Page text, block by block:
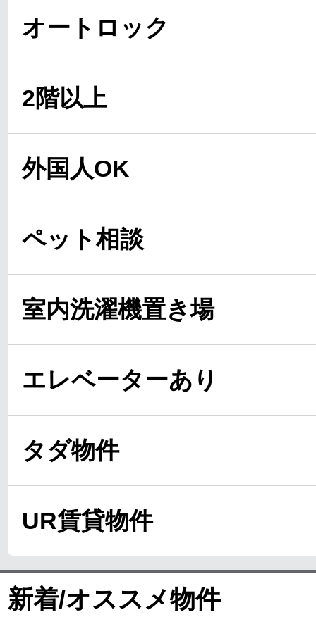
オートロック
2階以上
外国人OK
ペット相談
室内洗濯機置き場
エレベーターあり
タダ物件
UR賃貸物件
新着/オススメ物件